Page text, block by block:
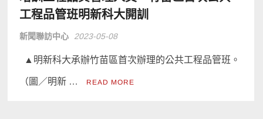
工程品管班明新科大開訓
新聞聯訪中心 2023-05-08
▲明新科大承辦竹苗區首次辦理的公共工程品管班。
（圖／明新 … READ MORE